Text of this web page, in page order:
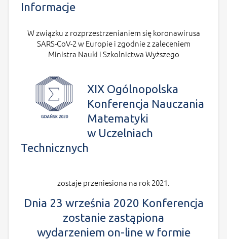
Informacje
W związku z rozprzestrzenianiem się koronawirusa
SARS-CoV-2 w Europie i zgodnie z zaleceniem
Ministra Nauki i Szkolnictwa Wyższego
XIX Ogólnopolska
Konferencja Nauczania
Matematyki
w Uczelniach
Technicznych
zostaje przeniesiona na rok 2021.
Dnia 23 września 2020 Konferencja
zostanie zastąpiona
wydarzeniem on-line w formie